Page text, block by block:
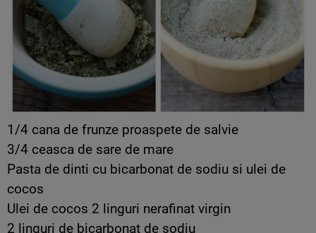
1/4 cana de frunze proaspete de salvie
3/4 ceasca de sare de mare
Pasta de dinti cu bicarbonat de sodiu si ulei de
cocos
Ulei de cocos 2 linguri nerafinat virgin
2 linguri de bicarbonat de sodiu